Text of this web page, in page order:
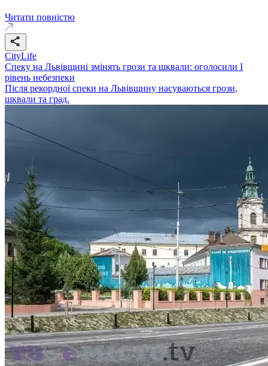
Читати повністю
CityLife
Спеку на Львівщині змінять грози та шквали: оголосили І
рівень небезпеки
Після рекордної спеки на Львівщину насуваються грози,
шквали та град.